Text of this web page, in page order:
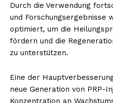
Durch die Verwendung
und Forschungsergebnisse
optimiert, um die
fördern und die
zu unterstützen.
Eine der
neue Generation von PRP-
Konzentration an